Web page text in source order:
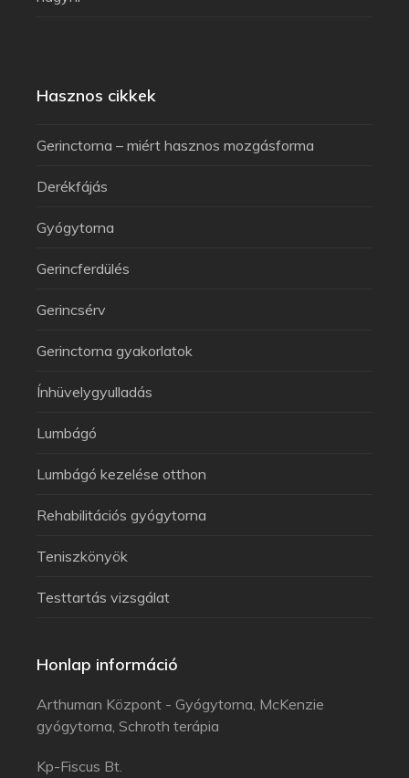
Hasznos cikkek
Gerinctorna – miért hasznos mozgásforma
Derékfájás
Gyógytorna
Gerincferdülés
Gerincsérv
Gerinctorna gyakorlatok
Ínhüvelygyulladás
Lumbágó
Lumbágó kezelése otthon
Rehabilitációs gyógytorna
Teniszkönyök
Testtartás vizsgálat
Honlap információ
Arthuman Központ - Gyógytorna, McKenzie
gyógytorna, Schroth terápia
Kp-Fiscus Bt.